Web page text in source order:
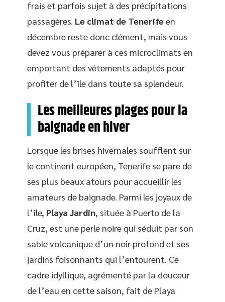
frais et parfois sujet à des précipitations
passagères. Le climat de Tenerifeen
décembre reste donc clément, mais vous
devez vous préparer à ces microclimats en
emportant des vêtements adaptés pour
profiter de l’île dans toute sa splendeur.
Les meilleures plages pour la
baignade en hiver
Lorsque les brises hivernales soufflent sur
le continent européen, Tenerife se pare de
ses plus beaux atours pour accueillir les
amateurs de baignade. Parmi les joyaux de
l’île, Playa Jardin, située à Puerto de la
Cruz, est une perle noire qui séduit par son
sable volcanique d’un noir profond et ses
jardins foisonnants qui l’entourent. Ce
cadre idyllique, agrémenté par la douceur
de l’eau en cette saison, fait de Playa